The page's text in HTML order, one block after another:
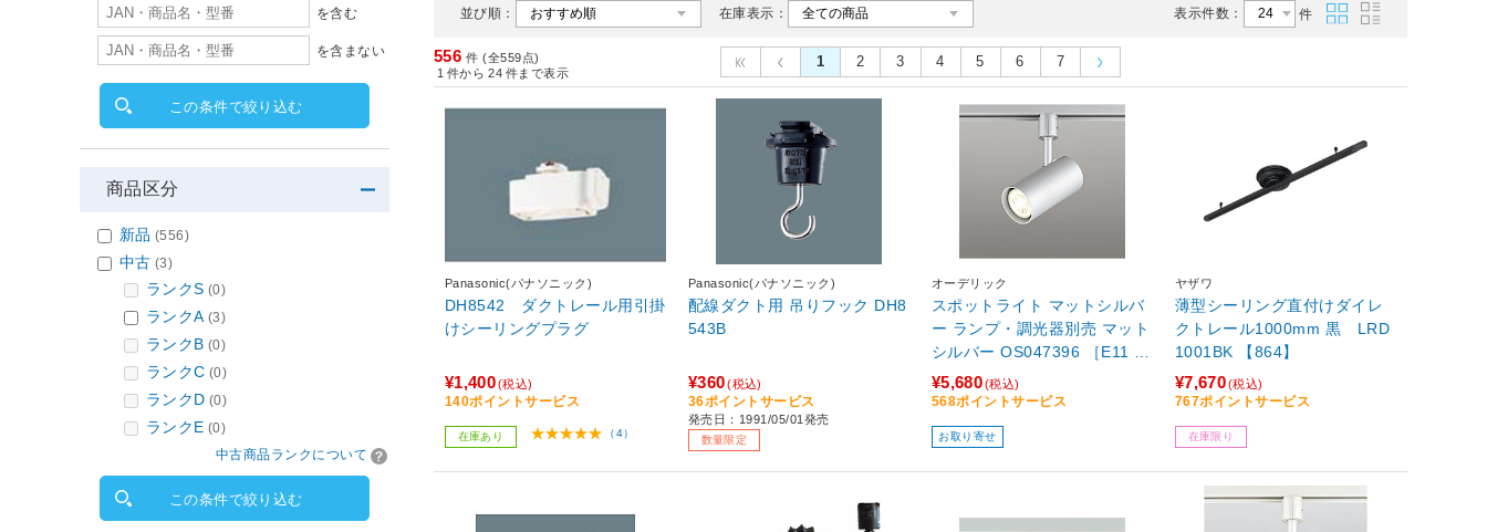
並び順： 在庫表示： 表示件数： 件
556 件 (全559点)
1 件から 24 件まで表示
1 2 3 4 5 6 7
Panasonic(パナソニック)
DH8542 ダクトレール用引掛
けシーリングプラグ
¥1,400(税込)
140ポイントサービス
在庫あり （4）
Panasonic(パナソニック)
配線ダクト用 吊りフック DH8
543B
¥360 (税込)
36ポイントサービス
発売日：1991/05/01発売
数量限定
オーデリック
スポットライト マットシルバ
ー ランプ・調光器別売 マット
シルバー OS047396 ［E11 /L
ED］
¥5,680(税込)
568ポイントサービス
お取り寄せ
ヤザワ
薄型シーリング直付けダイレ
クトレール1000mm 黒 LRD
1001BK 【864】
¥7,670(税込)
767ポイントサービス
在庫限り
を含む
を含まない
この条件で絞り込む
商品区分
新品 (556)
中古 (3)
ランクS (0)
ランクA (3)
ランクB (0)
ランクC (0)
ランクD (0)
ランクE (0)
中古商品ランクについて
この条件で絞り込む